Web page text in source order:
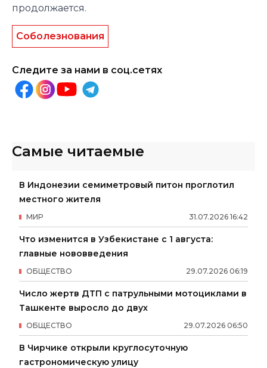
продолжается.
Соболезнования
Следите за нами в соц.сетях
Самые читаемые
В Индонезии семиметровый питон проглотил
местного жителя
31.07.2026 16:42
МИР
Что изменится в Узбекистане с 1 августа:
главные нововведения
29.07.2026 06:19
ОБЩЕСТВО
Число жертв ДТП с патрульными мотоциклами в
Ташкенте выросло до двух
29.07.2026 06:50
ОБЩЕСТВО
В Чирчике открыли круглосуточную
гастрономическую улицу